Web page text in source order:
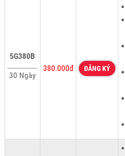
5G380B
30 Ngày
380.000đ ĐĂNG KÝ